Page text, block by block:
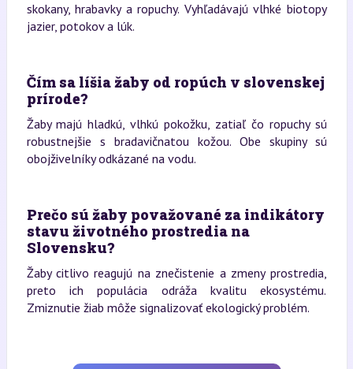
skokany, hrabavky a ropuchy. Vyhľadávajú vlhké biotopy
jazier, potokov a lúk.
Čím sa líšia žaby od ropúch v slovenskej
prírode?
Žaby majú hladkú, vlhkú pokožku, zatiaľ čo ropuchy sú
robustnejšie s bradavičnatou kožou. Obe skupiny sú
obojživelníky odkázané na vodu.
Prečo sú žaby považované za indikátory
stavu životného prostredia na
Slovensku?
Žaby citlivo reagujú na znečistenie a zmeny prostredia,
preto ich populácia odráža kvalitu ekosystému.
Zmiznutie žiab môže signalizovať ekologický problém.